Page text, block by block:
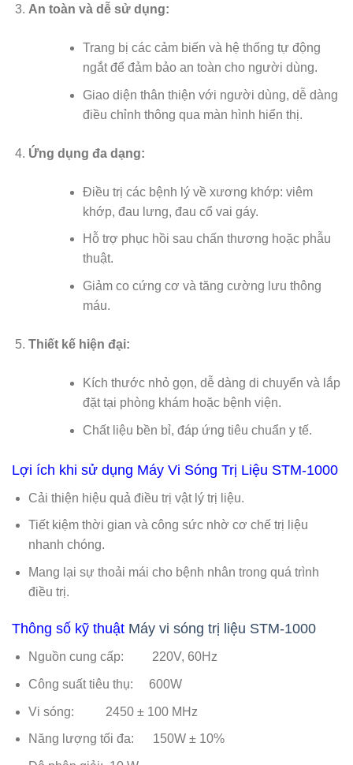
An toàn và dễ sử dụng:
Trang bị các cảm biến và hệ thống tự động
ngắt để đảm bảo an toàn cho người dùng.
Giao diện thân thiện với người dùng, dễ dàng
điều chỉnh thông qua màn hình hiển thị.
Ứng dụng đa dạng:
Điều trị các bệnh lý về xương khớp: viêm
khớp, đau lưng, đau cổ vai gáy.
Hỗ trợ phục hồi sau chấn thương hoặc phẫu
thuật.
Giảm co cứng cơ và tăng cường lưu thông
máu.
Thiết kế hiện đại:
Kích thước nhỏ gọn, dễ dàng di chuyển và lắp
đặt tại phòng khám hoặc bệnh viện.
Chất liệu bền bỉ, đáp ứng tiêu chuẩn y tế.
Lợi ích khi sử dụng Máy Vi Sóng Trị Liệu STM-1000
Cải thiện hiệu quả điều trị vật lý trị liệu.
Tiết kiệm thời gian và công sức nhờ cơ chế trị liệu
nhanh chóng.
Mang lại sự thoải mái cho bệnh nhân trong quá trình
điều trị.
Thông số kỹ thuật Máy vi sóng trị liệu STM-1000
Nguồn cung cấp: 220V, 60Hz
Công suất tiêu thụ: 600W
Vi sóng: 2450 ± 100 MHz
Năng lượng tối đa: 150W ± 10%